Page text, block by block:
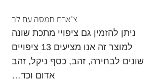
צ'ארם חמסה עם לב
ניתן להזמין גם ציפויי מתכת שונה
למוצר זה אנו מציעים 13 ציפויים
שונים לבחירה, זהב, כסף ניקל, זהב
אדום וכד…